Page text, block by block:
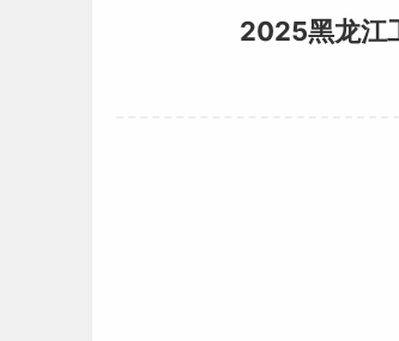
2025黑龙江